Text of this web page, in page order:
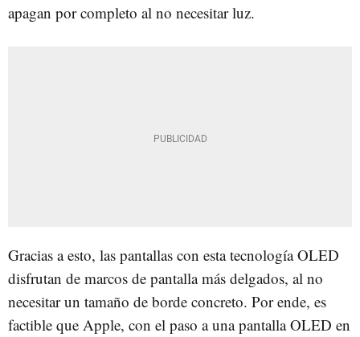
apagan por completo al no necesitar luz.
Gracias a esto, las pantallas con esta tecnología OLED
disfrutan de marcos de pantalla más delgados, al no
necesitar un tamaño de borde concreto. Por ende, es
factible que Apple, con el paso a una pantalla OLED en